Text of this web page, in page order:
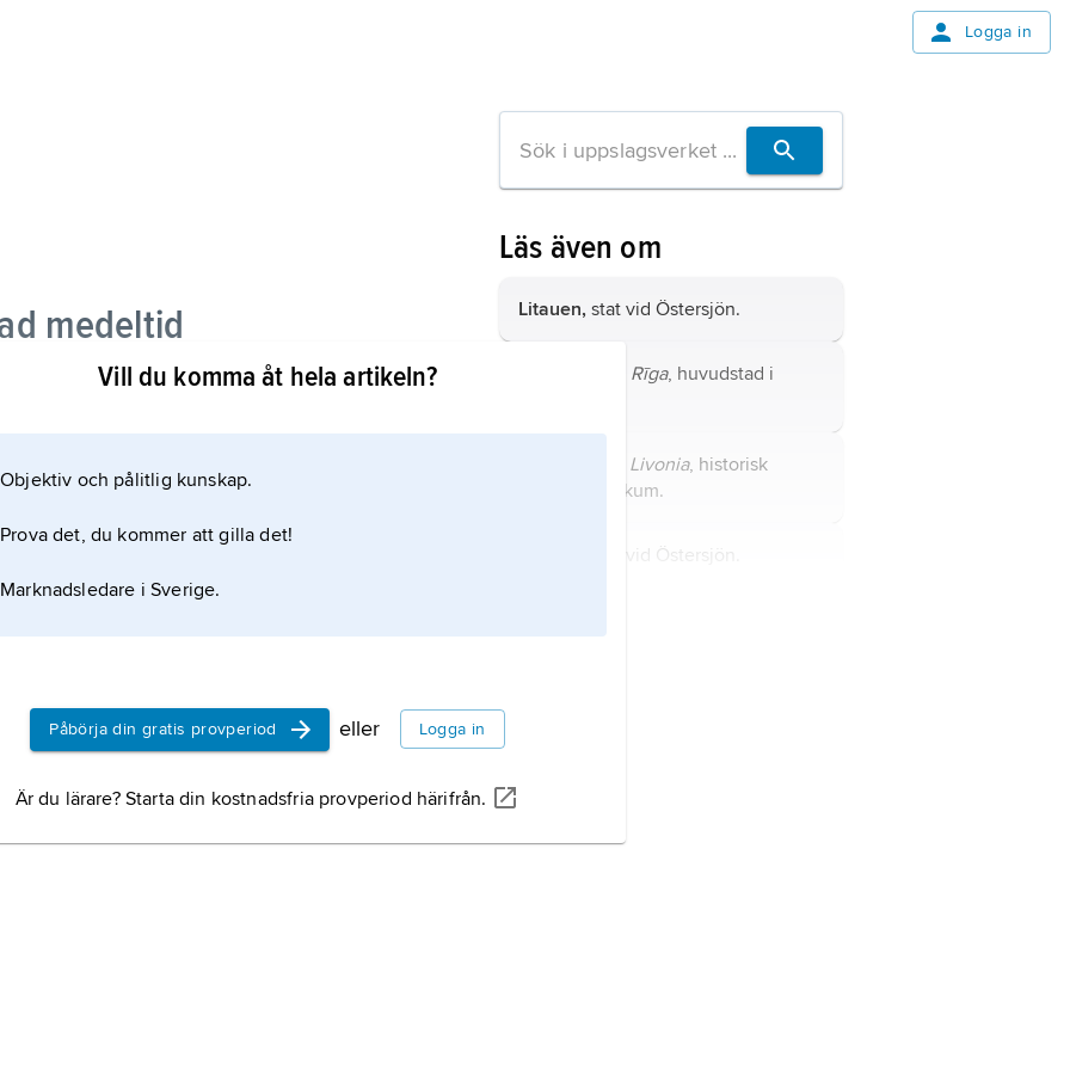
Logga in
medeltid
maktskiften
Lettland (1918–40)
andra världskriget
igen
artikeln
Vill du komma åt hela artikeln?
Objektiv och pålitlig kunskap.
Prova det, du kommer att gilla det!
Marknadsledare i Sverige.
Påbörja din gratis provperiod eller Logga in
Är du lärare? Starta din kostnadsfria provperiod härifrån.
Läs även om
Litauen, stat vid Östersjön.
Rīga, huvudstad i
Livonia, historisk
region i Baltikum.
stat vid Östersjön.